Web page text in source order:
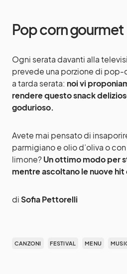
Pop corn gourmet
Ogni serata davanti alla
prevede una porzione di
a tarda serata: noi vi
rendere questo snack
godurioso.
Avete mai pensato di
parmigiano e olio d’oliva o
limone?Un ottimo modo per
mentre ascoltano le nuove
diSofia Pettorelli
CANZONI FESTIVAL MENU